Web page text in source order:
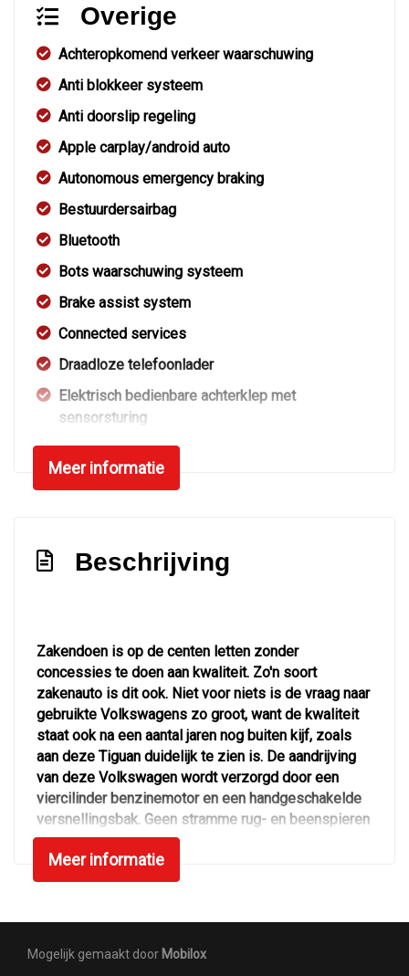
Overige
Achteropkomend verkeer waarschuwing
Anti blokkeer systeem
Anti doorslip regeling
Apple carplay/android auto
Autonomous emergency braking
Bestuurdersairbag
Bluetooth
Bots waarschuwing systeem
Brake assist system
Connected services
Draadloze telefoonlader
Elektrisch bedienbare achterklep met
sensorsturing
Elektronisch stabiliteits programma
Geluidsisolerend glas
Keyless entry/start
Multimedia scherm standaard
Passagiersairbag
Rijstrooksensor met correctie
Vervolgbotsing preventie
Volledig digitaal instrumentenpaneel
Zij airbag(s) voor
Interieur
Airco
Meer informatie
Beschrijving
Zakendoen is op de centen letten zonder
concessies te doen aan kwaliteit. Zo'n soort
zakenauto is dit ook. Niet voor niets is de vraag naar
gebruikte Volkswagens zo groot, want de kwaliteit
staat ook na een aantal jaren nog buiten kijf, zoals
aan deze Tiguan duidelijk te zien is. De aandrijving
van deze Volkswagen wordt verzorgd door een
viercilinder benzinemotor en een handgeschakelde
versnellingsbak. Geen stramme rug- en beenspieren
meer dankzij de comfortstoelen. De elektrisch
bedienbare achterklep opent met een druk op de
knop. Ook 17 inch lichtmetalen velgen, LED
neerklapbare achterbank, LED-achterlichten en
verstelbare lendensteunen horen tot de
voorzieningen op deze auto.
Meer informatie
Mogelijk gemaakt door Mobilox